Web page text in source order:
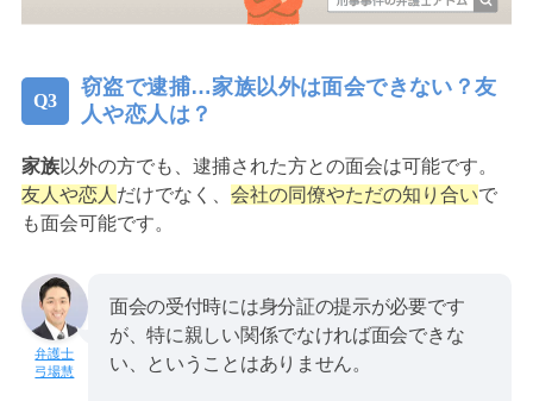
窃盗で逮捕…家族以外は面会できない？友
人や恋人は？
家族以外の方でも、逮捕された方との面会は可能です。
友人や恋人 だけでなく、 会社の同僚やただの知り合いで
も面会可能です。
弓場慧
面会の受付時には身分証の提示が必要です
が、特に親しい関係でなければ面会できな
い、ということはありません。